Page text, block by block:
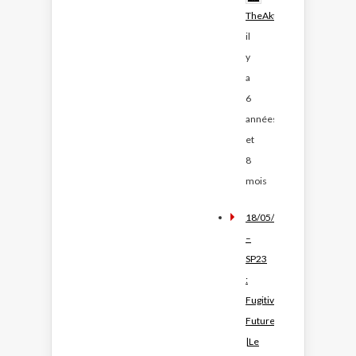
TheAktivists
il
y
a
6
années
et
8
mois
18/05/19
–
SP23
:
Fugitive
Future
|Le